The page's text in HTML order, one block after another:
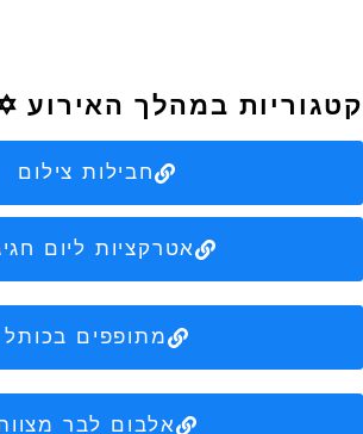
קטגוריות במהלך האירוע
חבילות צילום
אטרקציות ליום
מתופפים בכותל
אלבום לבר